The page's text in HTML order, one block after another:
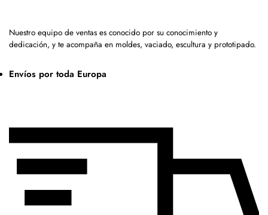
Nuestro equipo de ventas es conocido por su conocimiento y
dedicación, y te acompaña en moldes, vaciado, escultura y prototipado.
Envíos por toda Europa